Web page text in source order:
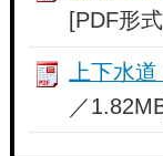
[PDF形
上下水
／